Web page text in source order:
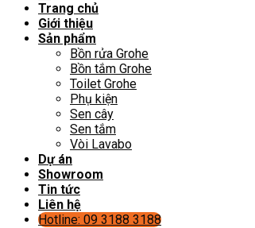
Trang chủ
Giới thiệu
Sản phẩm
Bồn rửa Grohe
Bồn tắm Grohe
Toilet Grohe
Phụ kiện
Sen cây
Sen tắm
Vòi Lavabo
Dự án
Showroom
Tin tức
Liên hệ
Hotline: 09 3188 3188